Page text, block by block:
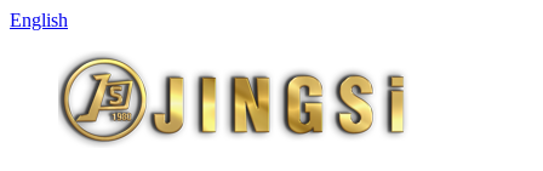
English